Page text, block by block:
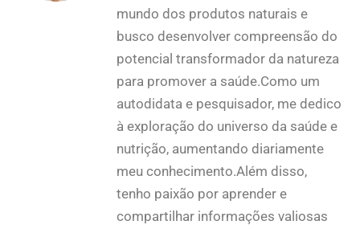
mundo dos produtos naturais e
busco desenvolver compreensão do
potencial transformador da natureza
para promover a saúde.Como um
autodidata e pesquisador, me dedico
à exploração do universo da saúde e
nutrição, aumentando diariamente
meu conhecimento.Além disso,
tenho paixão por aprender e
compartilhar informações valiosas